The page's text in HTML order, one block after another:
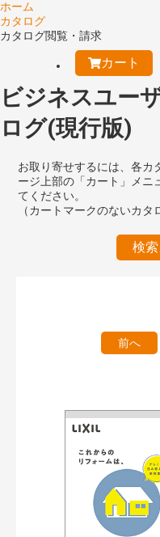
ホーム
カタログ
カタログ閲覧・請求
カート
ビジネスユー
ログ(現行版)
お取り寄せするには、各カ
ージ上部の「カート」メニ
てください。
（カートマークのないカタ
検
絞
キーワード検索（あいま
おすすめハッシュタグ
まずはここから（3）
省エネ住宅関連（4）
前へ